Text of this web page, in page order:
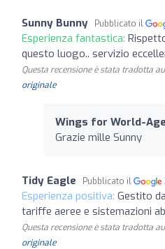
Sunny Bunny Pubblicato il
Esperienza fantastica:
questo luogo.. servizio
Questa recensione è stata tradotta
originale
Wings for World-
Grazie mille Sunny
Tidy Eagle Pubblicato il
Esperienza positiva: Gestito
tariffe aeree e sistemazioni
Questa recensione è stata tradotta
originale